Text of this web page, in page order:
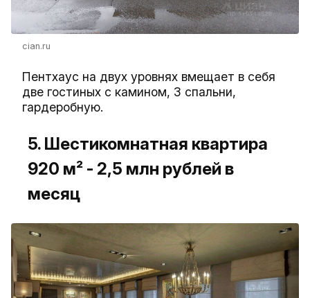
cian.ru
Пентхаус на двух уровнях вмещает в себя
две гостиных с камином, 3 спальни,
гардеробную.
5. Шестикомнатная квартира
920 м² - 2,5 млн рублей в
месяц